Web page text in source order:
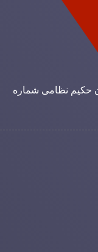
حکیم نظامی شماره